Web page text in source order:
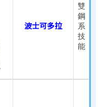
波士可多拉
雙
鋼
系
技
能